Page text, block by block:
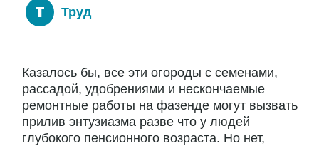
Труд
Казалось бы, все эти огороды с семенами,
рассадой, удобрениями и нескончаемые
ремонтные работы на фазенде могут вызвать
прилив энтузиазма разве что у людей
глубокого пенсионного возраста. Но нет,